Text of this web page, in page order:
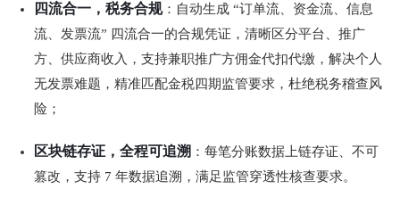
四流合一，税务合规：自动生成 “订单流、资金流、信息
流、发票流” 四流合一的合规凭证，清晰区分平台、推广
方、供应商收入，支持兼职推广方佣金代扣代缴，解决个人
无发票难题，精准匹配金税四期监管要求，杜绝税务稽查风
险；
区块链存证，全程可追溯 ：每笔分账数据上链存证、不可
篡改，支持 7 年数据追溯，满足监管穿透性核查要求。